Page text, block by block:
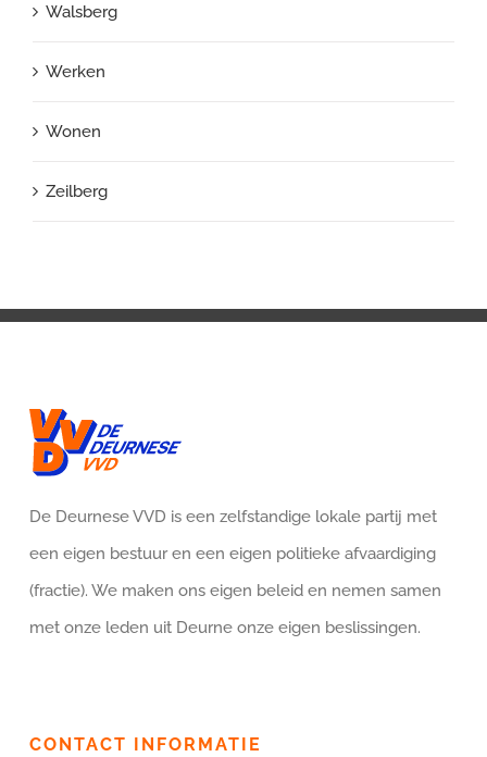
Walsberg
Werken
Wonen
Zeilberg
De Deurnese VVD is een zelfstandige lokale partij met
een eigen bestuur en een eigen politieke afvaardiging
(fractie). We maken ons eigen beleid en nemen samen
met onze leden uit Deurne onze eigen beslissingen.
CONTACT INFORMATIE